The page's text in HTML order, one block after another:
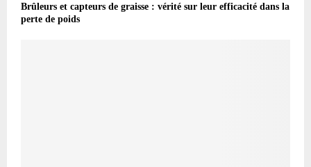
Brûleurs et capteurs de graisse : vérité sur leur efficacité dans la
perte de poids